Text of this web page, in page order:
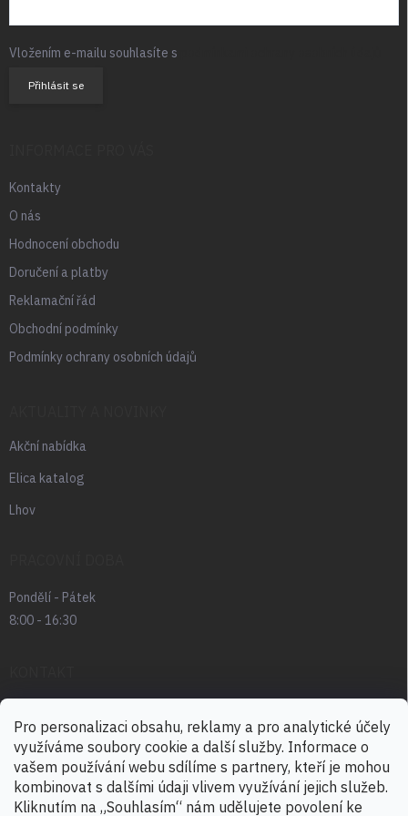
Pro personalizaci obsahu, reklamy a pro analytické účely
využíváme soubory cookie a další služby. Informace o
vašem používání webu sdílíme s partnery, kteří je mohou
kombinovat s dalšími údaji vlivem využívání jejich služeb.
Kliknutím na „Souhlasím“ nám udělujete povolení ke
Vložením e-mailu souhlasíte s
Přihlásit se
Kontakty
O nás
Hodnocení obchodu
Doručení a platby
Reklamační řád
Obchodní podmínky
Podmínky ochrany osobních údajů
Akční nabídka
Elica katalog
Lhov
Pondělí - Pátek
8:00 - 16:30
+420 725 030 166
+420 724 888 488